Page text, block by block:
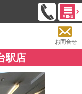
お問合せ
駅店